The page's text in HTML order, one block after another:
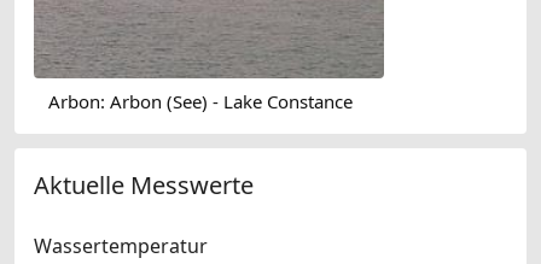
Arbon: Arbon (See) - Lake Constance
Aktuelle Messwerte
Wassertemperatur